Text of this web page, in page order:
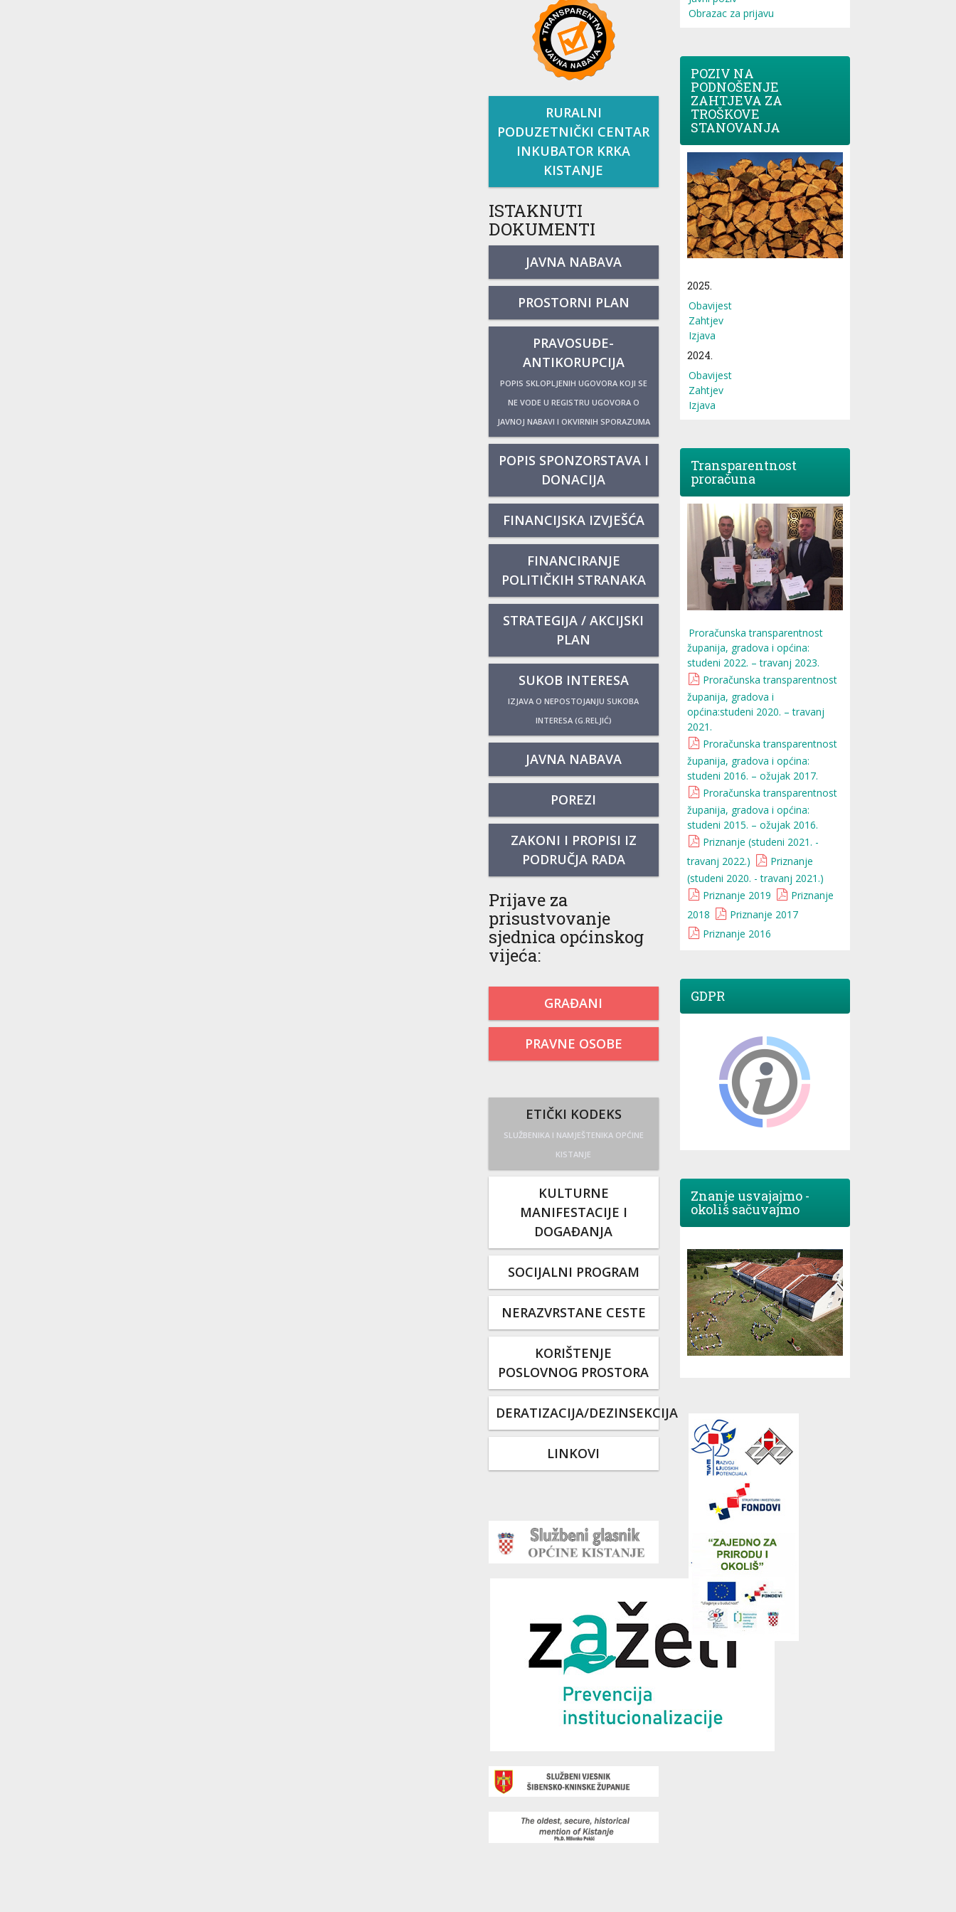
RURALNI
PODUZETNIČKI CENTAR
INKUBATOR KRKA
KISTANJE
ISTAKNUTI
DOKUMENTI
JAVNA NABAVA
PROSTORNI PLAN
PRAVOSUĐE-
ANTIKORUPCIJA
POPIS SKLOPLJENIH UGOVORA KOJI SE
NE VODE U REGISTRU UGOVORA O
JAVNOJ NABAVI I OKVIRNIH SPORAZUMA
POPIS SPONZORSTAVA I
DONACIJA
FINANCIJSKA IZVJEŠĆA
FINANCIRANJE
POLITIČKIH STRANAKA
STRATEGIJA / AKCIJSKI
PLAN
SUKOB INTERESA
IZJAVA O NEPOSTOJANJU SUKOBA
INTERESA (G.RELJIĆ)
JAVNA NABAVA
POREZI
ZAKONI I PROPISI IZ
PODRUČJA RADA
Prijave za
prisustvovanje
sjednica općinskog
vijeća:
GRAĐANI
PRAVNE OSOBE
ETIČKI KODEKS
SLUŽBENIKA I NAMJEŠTENIKA OPĆINE
KISTANJE
KULTURNE
MANIFESTACIJE I
DOGAĐANJA
SOCIJALNI PROGRAM
NERAZVRSTANE CESTE
KORIŠTENJE
POSLOVNOG PROSTORA
DERATIZACIJA/DEZINSEKCIJA
LINKOVI
Obrazac za prijavu
POZIV NA
PODNOŠENJE
ZAHTJEVA ZA
TROŠKOVE
STANOVANJA
2025.
Obavijest
Zahtjev
Izjava
2024.
Obavijest
Zahtjev
Izjava
Transparentnost
proračuna
Proračunska transparentnost
županija, gradova i općina:
studeni 2022. – travanj 2023.
Proračunska transparentnost
županija, gradova i
općina:studeni 2020. – travanj
2021.
Proračunska transparentnost
županija, gradova i općina:
studeni 2016. – ožujak 2017.
Proračunska transparentnost
županija, gradova i općina:
studeni 2015. – ožujak 2016.
Priznanje (studeni 2021. -
travanj 2022.)
Priznanje
(studeni 2020. - travanj 2021.)
Priznanje 2019
Priznanje
2018
Priznanje 2017
Priznanje 2016
GDPR
Znanje usvajajmo -
okoliš sačuvajmo